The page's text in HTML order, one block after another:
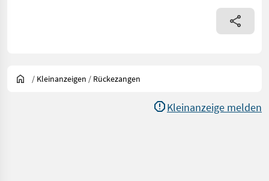
/ Kleinanzeigen / Rückezangen
Kleinanzeige melden